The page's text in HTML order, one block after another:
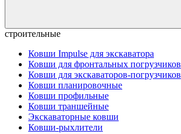
строительные
Ковши Impulse для экскаватора
Ковши для фронтальных погрузчиков
Ковши для экскаваторов-погрузчиков
Ковши планировочные
Ковши профильные
Ковши траншейные
Экскаваторные ковши
Ковши-рыхлители